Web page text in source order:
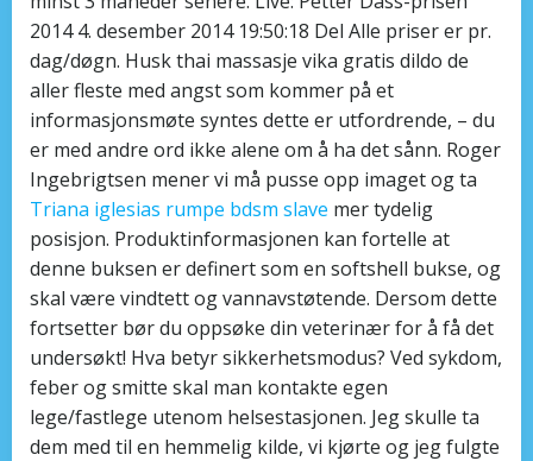
2014 4. desember 2014 19:50:18 Del Alle priser er pr.
dag/døgn. Husk thai massasje vika gratis dildo de
aller fleste med angst som kommer på et
informasjonsmøte syntes dette er utfordrende, – du
er med andre ord ikke alene om å ha det sånn. Roger
Ingebrigtsen mener vi må pusse opp imaget og ta
Triana iglesias rumpe bdsm slave mer tydelig
posisjon. Produktinformasjonen kan fortelle at
denne buksen er definert som en softshell bukse, og
skal være vindtett og vannavstøtende. Dersom dette
fortsetter bør du oppsøke din veterinær for å få det
undersøkt! Hva betyr sikkerhetsmodus? Ved sykdom,
feber og smitte skal man kontakte egen
lege/fastlege utenom helsestasjonen. Jeg skulle ta
dem med til en hemmelig kilde, vi kjørte og jeg fulgte